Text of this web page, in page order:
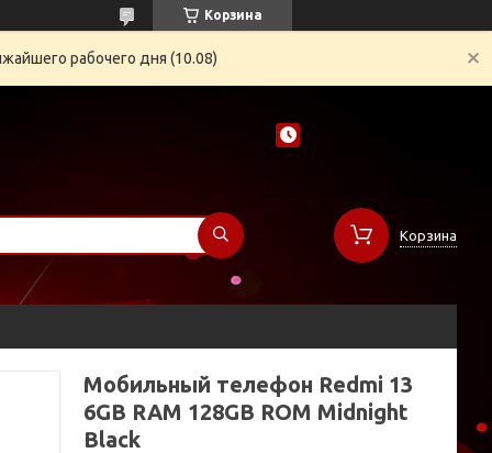
Корзина
рабочего дня (10.08)
Корзина
Мобильный телефон Redmi 13
6GB RAM 128GB ROM Midnight
Black